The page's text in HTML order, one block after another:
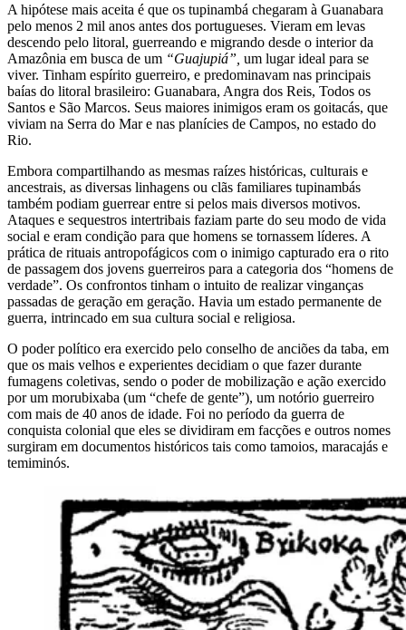
A hipótese mais aceita é que os tupinambá chegaram à Guanabara
pelo menos 2 mil anos antes dos portugueses. Vieram em levas
descendo pelo litoral, guerreando e migrando desde o interior da
Amazônia em busca de um “Guajupiá”, um lugar ideal para se
viver. Tinham espírito guerreiro, e predominavam nas principais
baías do litoral brasileiro: Guanabara, Angra dos Reis, Todos os
Santos e São Marcos. Seus maiores inimigos eram os goitacás, que
viviam na Serra do Mar e nas planícies de Campos, no estado do
Rio.
Embora compartilhando as mesmas raízes históricas, culturais e
ancestrais, as diversas linhagens ou clãs familiares tupinambás
também podiam guerrear entre si pelos mais diversos motivos.
Ataques e sequestros intertribais faziam parte do seu modo de vida
social e eram condição para que homens se tornassem líderes. A
prática de rituais antropofágicos com o inimigo capturado era o rito
de passagem dos jovens guerreiros para a categoria dos “homens de
verdade”. Os confrontos tinham o intuito de realizar vinganças
passadas de geração em geração. Havia um estado permanente de
guerra, intrincado em sua cultura social e religiosa.
O poder político era exercido pelo conselho de anciões da taba, em
que os mais velhos e experientes decidiam o que fazer durante
fumagens coletivas, sendo o poder de mobilização e ação exercido
por um morubixaba (um “chefe de gente”), um notório guerreiro
com mais de 40 anos de idade. Foi no período da guerra de
conquista colonial que eles se dividiram em facções e outros nomes
surgiram em documentos históricos tais como tamoios, maracajás e
temiminós.